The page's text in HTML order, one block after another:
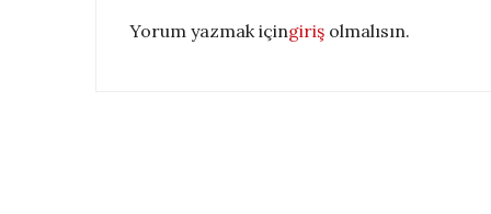
Yorum yazmak içingiriş olmalısın.